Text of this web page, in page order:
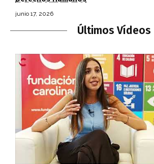
junio 17, 2026
Últimos Vídeos